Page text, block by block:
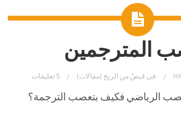
المترجمين
في قبضٌ من الريح (مقالات) 5 تعليقات
الرياضي فكيف بتعصب الترجمة؟